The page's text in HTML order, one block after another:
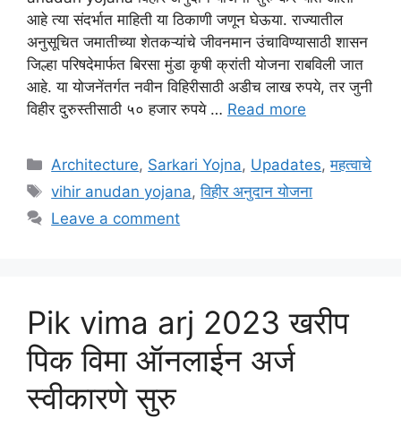
आहे त्या संदर्भात माहिती या ठिकाणी जणून घेऊया. राज्यातील
अनुसूचित जमातीच्या शेतकऱ्यांचे जीवनमान उंचाविण्यासाठी शासन
जिल्हा परिषदेमार्फत बिरसा मुंडा कृषी क्रांती योजना राबविली जात
आहे. या योजनेंतर्गत नवीन विहिरीसाठी अडीच लाख रुपये, तर जुनी
विहीर दुरुस्तीसाठी ५० हजार रुपये … Read more
Categories
Architecture, Sarkari Yojna, Upadates,महत्वाचे
Tags
vihir anudan yojana,विहीर अनुदान योजना
Leave a comment
Pik vima arj 2023 खरीप
पिक विमा ऑनलाईन अर्ज
स्वीकारणे सुरु